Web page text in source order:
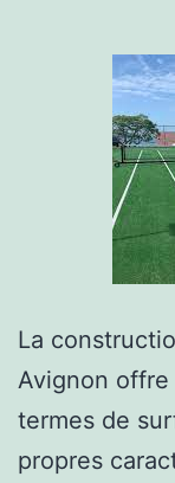
La
Avignon
termes de
propres